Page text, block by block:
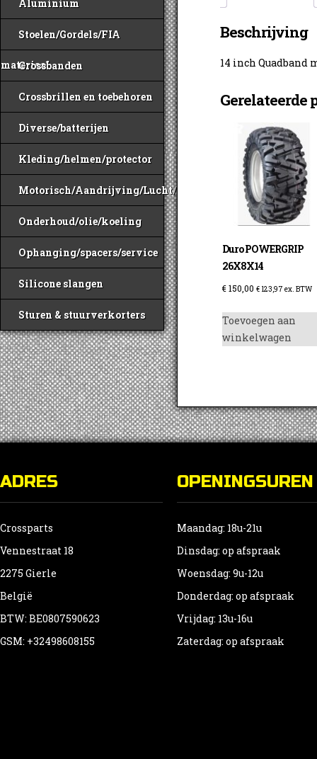
Aluminium
Stoelen/Gordels/FIA
materiaal
Crossbanden
Crossbrillen en toebehoren
Diverse/batterijen
Kleding/helmen/protector
Motorisch/Aandrijving/Lucht/Benzine
Onderhoud/olie/koeling
Ophanging/spacers/service
Silicone slangen
Sturen & stuurverkorters
Beschrijving
14 inch Quadband
Gerelateerde
Duro POWERGRIP
26X8X14
€150,00 € 123,97 ex. BTW
Toevoegen aan
winkelwagen
ADRES
Crossparts
Vennestraat 18
2275 Gierle
België
BTW: BE0807590623
GSM: +32498608155
OPENINGSUREN
Maandag: 18u-21u
Dinsdag: op afspraak
Woensdag: 9u-12u
Donderdag: op afspraak
Vrijdag: 13u-16u
Zaterdag: op afspraak